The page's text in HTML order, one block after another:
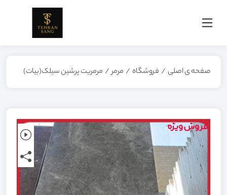
صفحه ی اصلی / فروشگاه / مرمر/ مرمریت پرشین سیلک(بیات)